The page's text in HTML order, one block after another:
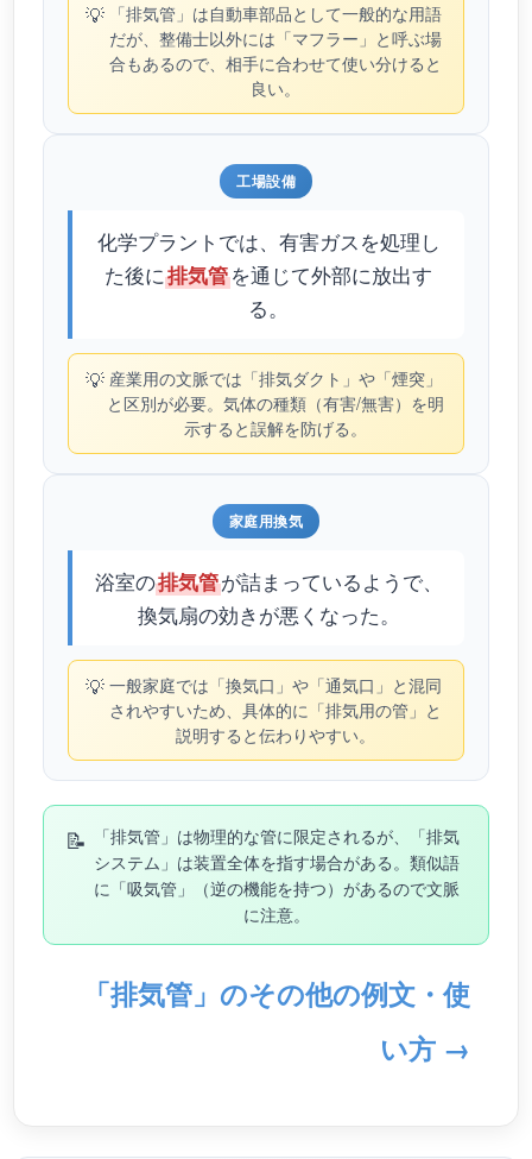
💡 「排気管」は自動車部品として一般的な用語
だが、整備士以外には「マフラー」と呼ぶ場
合もあるので、相手に合わせて使い分けると
良い。
工場設備
化学プラントでは、有害ガスを処理し
た後に排気管を通じて外部に放出す
る。
💡 産業用の文脈では「排気ダクト」や「煙突」
と区別が必要。気体の種類（有害/無害）を明
示すると誤解を防げる。
家庭用換気
浴室の排気管が詰まっているようで、
換気扇の効きが悪くなった。
💡 一般家庭では「換気口」や「通気口」と混同
されやすいため、具体的に「排気用の管」と
説明すると伝わりやすい。
📝
「排気管」は物理的な管に限定されるが、「排気
システム」は装置全体を指す場合がある。類似語
に「吸気管」（逆の機能を持つ）があるので文脈
に注意。
「排気管」のその他の例文・使
い方 →